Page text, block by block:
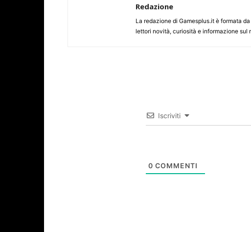
Redazione
La redazione di Gamesplus.it è formata
lettori novità, curiosità e informazione sul
Iscriviti
0 COMMENTI